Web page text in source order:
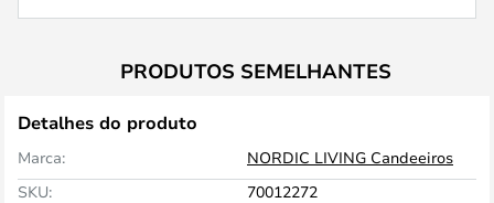
PRODUTOS SEMELHANTES
Detalhes do produto
Marca:
NORDIC LIVING Candeeiros
SKU:
70012272